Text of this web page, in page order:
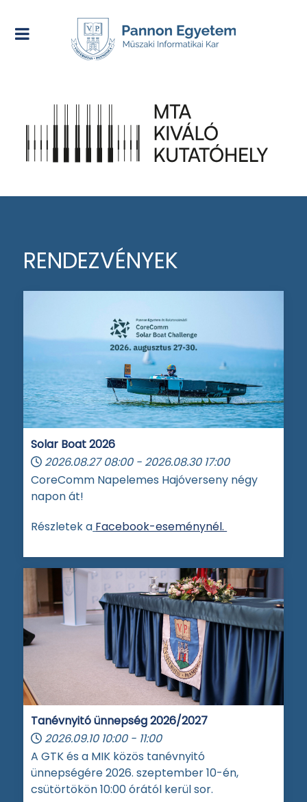
RENDEZVÉNYEK
Solar Boat 2026
2026.08.27 08:00 - 2026.08.30 17:00
CoreComm Napelemes Hajóverseny négy
napon át!
Részletek a Facebook-eseménynél.
Tanévnyitó ünnepség 2026/2027
2026.09.10 10:00 - 11:00
A GTK és a MIK közös tanévnyitó
ünnepségére 2026. szeptember 10-én,
csütörtökön 10:00 órától kerül sor.